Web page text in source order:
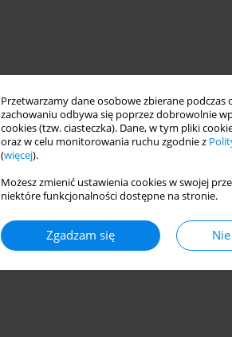
Przetwarzamy dane osobowe zbierane
zachowaniu odbywa się poprzez dobrowolnie
cookies (tzw. ciasteczka). Dane, w tym pliki
oraz w celu monitorowania ruchu zgodnie z
(więcej).
Możesz zmienić ustawienia cookies w swojej
niektóre funkcjonalności dostępne na stronie.
Zgadzam się